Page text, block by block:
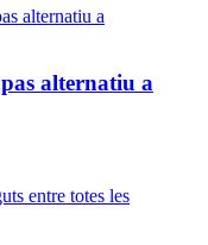
alternatiu a